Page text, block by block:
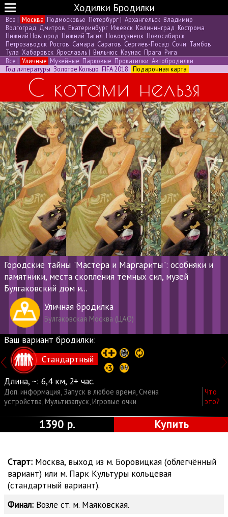
Ходилки Бродилки
Все | Москва Подмосковье Петербург | Архангельск Владимир
Волгоград Дмитров Екатеринбург Ижевск Калининград Кострома
Нижний Новгород Нижний Тагил Новокузнецк Новосибирск
Петрозаводск Ростов Самара Саратов Сергиев-Посад Сочи Тамбов
Тула Хабаровск Ярославль | Вильнюс Каунас Прага Рига
Все | Уличные Музейные Парковые Прокатилки Автобродилки
Год литературы Золотое Кольцо FIFA 2018 Подарочная карта
С котами нельзя
Городские тайны "Мастера и Маргариты": особняки и
памятники, места скопления тёмных сил, музей
Булгаковский дом и...
Уличная бродилка
Булгаковская Москва (ЦАО)
Ваш вариант бродилки:
Стандартный
Длина, ~: 6,4 км, 2+ час.
Доп. информация, Запуск в любое время, Смена
устройства,Мультизапуск,Игровые очки
Что
это?
1390 р. Купить
Старт: Москва, выход из м. Боровицкая (облегчённый
вариант) или м. Парк Культуры кольцевая
(стандартный вариант).
Финал: Возле ст. м. Маяковская.